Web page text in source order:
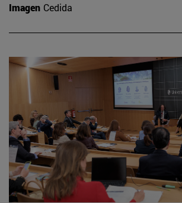
Imagen Cedida